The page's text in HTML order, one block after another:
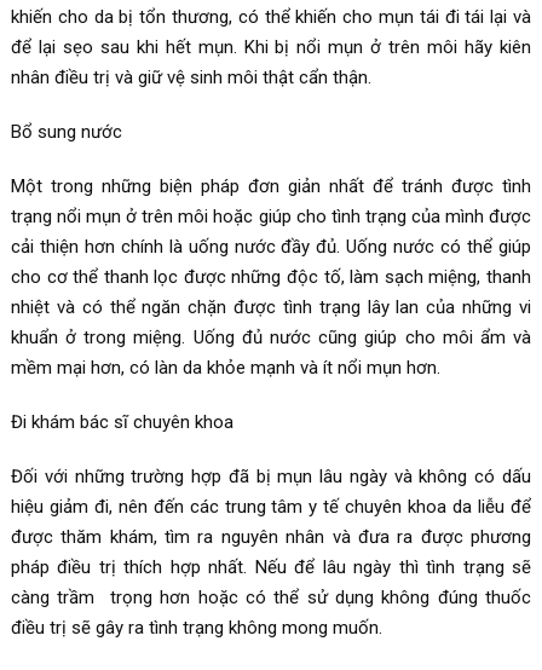
khiến cho da bị tổn thương, có thể khiến cho mụn tái đi tái lại và
để lại sẹo sau khi hết mụn. Khi bị nổi mụn ở trên môi hãy kiên
nhân điều trị và giữ vệ sinh môi thật cẩn thận.
Bổ sung nước
Một trong những biện pháp đơn giản nhất để tránh được tình
trạng nổi mụn ở trên môi hoặc giúp cho tình trạng của mình được
cải thiện hơn chính là uống nước đầy đủ. Uống nước có thể giúp
cho cơ thể thanh lọc được những độc tố, làm sạch miệng, thanh
nhiệt và có thể ngăn chặn được tình trạng lây lan của những vi
khuẩn ở trong miệng. Uống đủ nước cũng giúp cho môi ẩm và
mềm mại hơn, có làn da khỏe mạnh và ít nổi mụn hơn.
Đi khám bác sĩ chuyên khoa
Đối với những trường hợp đã bị mụn lâu ngày và không có dấu
hiệu giảm đi, nên đến các trung tâm y tế chuyên khoa da liễu để
được thăm khám, tìm ra nguyên nhân và đưa ra được phương
pháp điều trị thích hợp nhất. Nếu để lâu ngày thì tình trạng sẽ
càng trầm trọng hơn hoặc có thể sử dụng không đúng thuốc
điều trị sẽ gây ra tình trạng không mong muốn.